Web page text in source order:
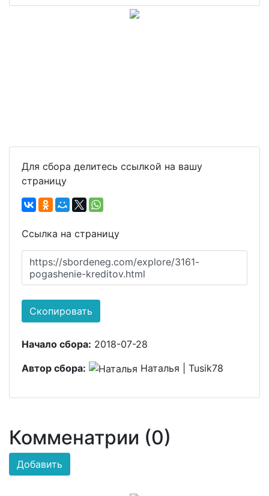
Для сбора делитесь ссылкой на вашу
страницу
Ссылка на страницу
https://sbordeneg.com/explore/3161-
pogashenie-kreditov.html
Скопировать
Начало сбора: 2018-07-28
Автор сбора:
Наталья | Tusik78
Комменатрии (0)
Добавить